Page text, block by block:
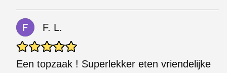
F. L.
Een topzaak ! Superlekker eten vriendelijke